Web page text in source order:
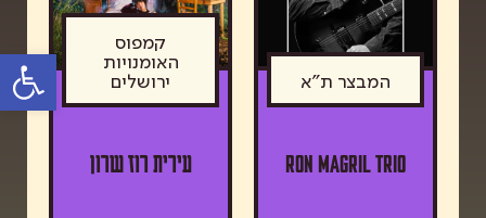
פתח סרגל נגישות
המבצר ת"א
Ron Magril Trio
קמפוס
האומנויות
ירושלים
עירית רוז שרון